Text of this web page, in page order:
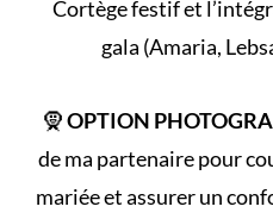
Cortègefestif et
gala (Amaria,
🧕OPTION
de ma partenaire pour
mariée et assurer un